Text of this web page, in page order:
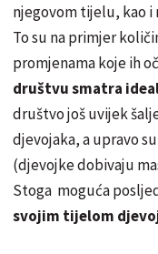
njegovom tijelu, kao i
To su na primjer
promjenama koje ih
društvu smatra
društvo još uvijek
djevojaka, a upravo
(djevojke dobivaju
Stoga moguća
svojim tijelom